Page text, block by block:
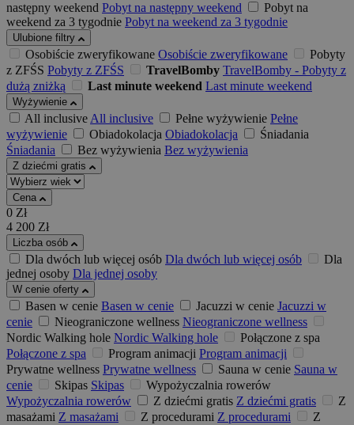
następny weekend Pobyt na następny weekend
Pobyt na
weekend za 3 tygodnie Pobyt na weekend za 3 tygodnie
Ulubione filtry
Osobiście zweryfikowane Osobiście zweryfikowane
Pobyty
z ZFŚS Pobyty z ZFŚS TravelBomby TravelBomby - Pobyty z
dużą zniżką
Last minute weekend Last minute weekend
Wyżywienie
All inclusiveAll inclusive Pełne wyżywienie Pełne
wyżywienie
Obiadokolacja Obiadokolacja
Śniadania
Śniadania
Bez wyżywienia Bez wyżywienia
Z dziećmi gratis
Cena
0 Zł
4 200 Zł
Liczba osób
Dla dwóch lub więcej osób Dla dwóch lub więcej osób
Dla
jednej osoby Dla jednej osoby
W cenie oferty
Basen w cenie Basen w cenie Jacuzzi w cenie Jacuzzi w
cenie
Nieograniczone wellness Nieograniczone wellness
Nordic Walking hole Nordic Walking hole
Połączone z spa
Połączone z spa
Program animacji Program animacji
Prywatne wellness Prywatne wellness Sauna w cenie Sauna w
cenie
Skipas Skipas
Wypożyczalnia rowerów
Wypożyczalnia rowerów
Z dziećmi gratis Z dziećmi gratis
Z
masażami Z masażami Z procedurami Z procedurami
Z